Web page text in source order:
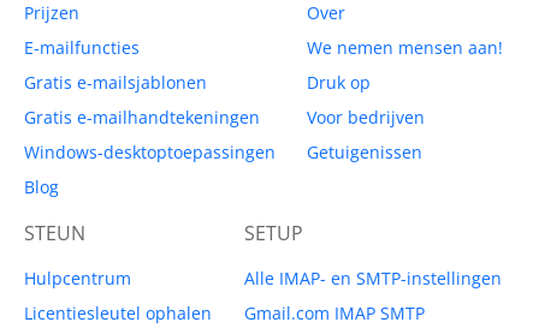
Prijzen
E-mailfuncties
Gratis e-mailsjablonen
Gratis e-mailhandtekeningen
Windows-desktoptoepassingen
Blog
Over
We nemen mensen aan!
Druk op
Voor bedrijven
Getuigenissen
STEUN
Hulpcentrum
Licentiesleutel ophalen
SETUP
Alle IMAP- en SMTP-instellingen
Gmail.com IMAP SMTP